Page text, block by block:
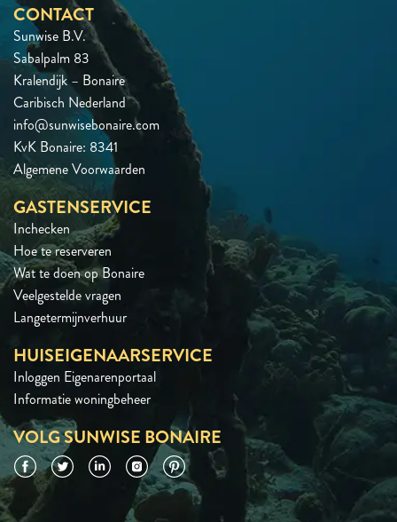
CONTACT
Sunwise B.V.
Sabalpalm 83
Kralendijk – Bonaire
Caribisch Nederland
info@sunwisebonaire.com
KvK Bonaire: 8341
Algemene Voorwaarden
GASTENSERVICE
Inchecken
Hoe te reserveren
Wat te doen op Bonaire
Veelgestelde vragen
Langetermijnverhuur
HUISEIGENAARSERVICE
Inloggen Eigenarenportaal
Informatie woningbeheer
VOLG SUNWISE BONAIRE